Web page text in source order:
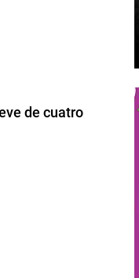
de cuatro